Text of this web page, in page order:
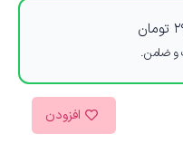
تومان
افزودن